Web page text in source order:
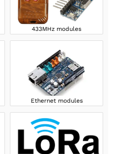
433MHz modules
Ethernet modules